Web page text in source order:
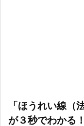
「ほうれい線（
が３秒でわかる！